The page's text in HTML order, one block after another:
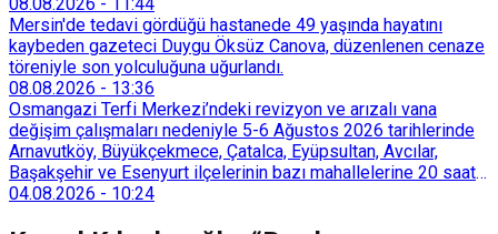
Mersin'de tedavi gördüğü hastanede 49 yaşında hayatını
kaybeden gazeteci Duygu Öksüz Canova, düzenlenen cenaze
töreniyle son yolculuğuna uğurlandı.
08.08.2026 - 13:36
Osmangazi Terfi Merkezi’ndeki revizyon ve arızalı vana
değişim çalışmaları nedeniyle 5-6 Ağustos 2026 tarihlerinde
Arnavutköy, Büyükçekmece, Çatalca, Eyüpsultan, Avcılar,
Başakşehir ve Esenyurt ilçelerinin bazı mahallelerine 20 saat
süreyle su verilemeyecek.
04.08.2026 - 10:24